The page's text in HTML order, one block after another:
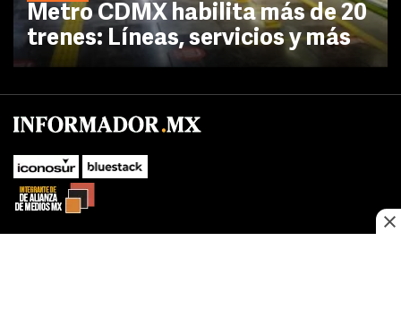
Metro CDMX habilita más de 20
trenes: Líneas, servicios y más